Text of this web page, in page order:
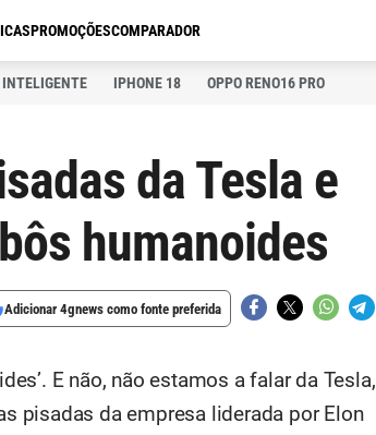
PROMOÇÕESCOMPARADOR
IPHONE 18 OPPO RENO16 PRO
da Tesla e
humanoides
Adicionar 4gnews como fonte preferida
E não, não estamos a falar da Tesla,
pisadas da empresa liderada por Elon